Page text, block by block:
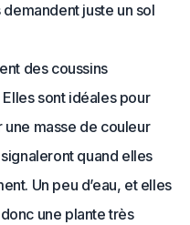
juste un sol
des coussins
sont idéales pour
masse de couleur
quand elles
Un peu d’eau, et elles
une plante très